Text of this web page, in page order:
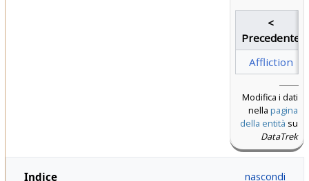
<
Precedente
Affliction
Modifica i dati
nella pagina
della entità su
DataTrek
Indice